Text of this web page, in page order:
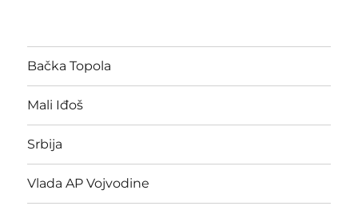
Bačka Topola
Mali Iđoš
Srbija
Vlada AP Vojvodine